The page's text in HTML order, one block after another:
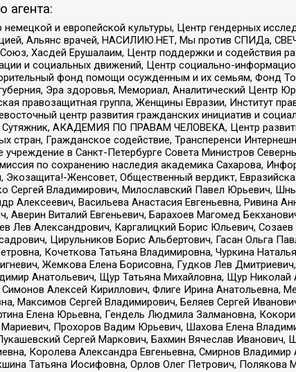
агента:
и европейской культуры, Центр гендерных
Альянс врачей, НАСИЛИЮ.НЕТ, Мы против СПИДа,
Хасдей Ерушалаим, Центр поддержки и содействия
и социальных движений, Центр социально-
фонд помощи осужденным и их семьям, Фонд
Эра здоровья, Мемориал, Аналитический Центр
правозащитная группа, Женщины Евразии, Институт
центр развития гражданских инициатив и
Сутяжник, АКАДЕМИЯ ПО ПРАВАМ ЧЕЛОВЕКА, Центр
стран, Гражданское содействие, Трансперенси
в Санкт-Петербурге Совета Министров
по сохранению наследия академика Сахарова,
Женсовет, Общественный вердикт,
Сергей Владимирович, Милославский Павел Юрьевич,
Васильева Анастасия Евгеньевна, Ривина
Аверин Виталий Евгеньевич, Барахоев Магомед
Александрович, Каргалицкий Борис Юльевич, Созаев
Цирульников Борис Альбертович, Гасан Ольга
Кочеткова Татьяна Владимировна, Чуркина
Жемкова Елена Борисовна, Гудков Лев
Анатольевич, Щур Татьяна Михайловна, Щур Николай
Алексей Кириллович, Флиге Ирина Анатольевна,
Максимов Сергей Владимирович, Беляев Сергей
Елена Юрьевна, Гендель Людмила Залмановна,
Прохоров Вадим Юрьевич, Шахова Елена
Сергей Маркович, Бахмин Вячеслав
Королева Александра Евгеньевна, Смирнов Владимир
Татьяна Иосифовна, Орлов Олег Петрович, Полякова